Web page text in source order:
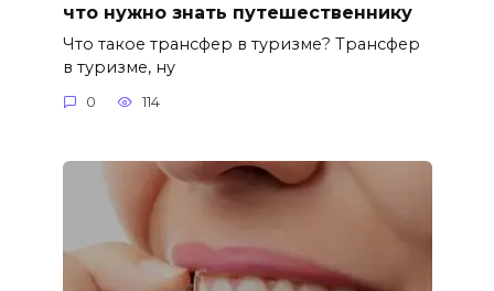
что нужно знать путешественнику
Что такое трансфер в туризме? Трансфер
в туризме, ну
0 114